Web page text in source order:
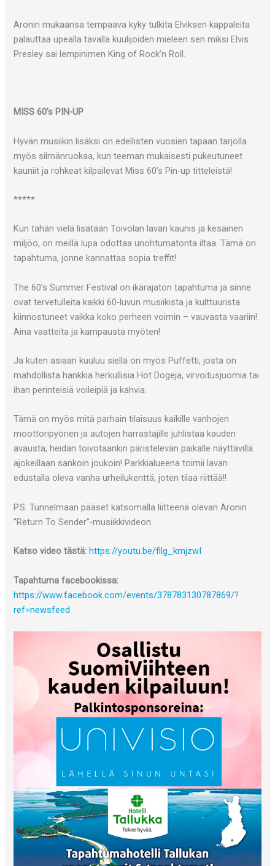
Aronin mukaansa tempaava kyky tulkita Elviksen kappaleita
palauttaa upealla tavalla kuulijoiden mieleen sen miksi Elvis
Presley sai lempinimen King of Rock’n Roll.
MISS 60’s PIN-UP
Hyvän musiikin lisäksi on edellisten vuosien tapaan tarjolla
myös silmänruokaa, kun teeman mukaisesti pukeutuneet
kauniit ja rohkeat kilpailevat Miss 60’s Pin-up titteleistä!
*****
Kun tähän vielä lisätään Toivolan lavan kaunis ja kesäinen
miljöö, on meillä lupa odottaa unohtumatonta iltaa. Tämä on
tapahtuma, jonne kannattaa sopia treffit!
The 60’s Summer Festival on ikärajaton tapahtuma ja sinne
ovat tervetulleita kaikki 60-luvun musiikista ja kulttuurista
kiinnostuneet vaikka koko perheen voimin – vauvasta vaariin!
Aina vaatteita ja kampausta myöten!
Ja kuten asiaan kuuluu siellä on myös Puffetti, josta on
mahdollista hankkia herkullisia Hot Dogeja, virvoitusjuomia tai
ihan perinteisiä voileipiä ja kahvia.
Tämä on myös mitä parhain tilaisuus kaikille vanhojen
moottoripyörien ja autojen harrastajille juhlistaa kauden
avausta; heidän toivotaankin päristelevän paikalle näyttävillä
ajokeillaan sankoin joukoin! Parkkialueena toimii lavan
edustalla oleva vanha urheilukenttä, joten tilaa riittää!!
P.S. Tunnelmaan pääset katsomalla liitteenä olevan Aronin
”Return To Sender”-musiikkivideon.
Katso video tästä: https://youtu.be/filg_kmjzwI
Tapahtuma facebookissa:
https://www.facebook.com/events/378783130787869/?
ref=newsfeed